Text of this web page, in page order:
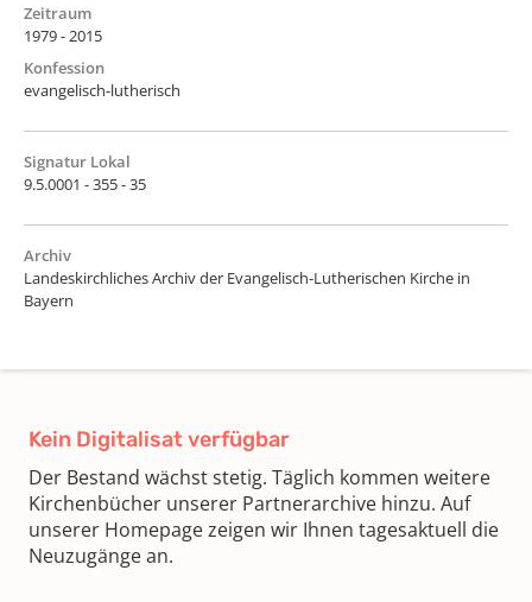
Zeitraum
1979 - 2015
Konfession
evangelisch-lutherisch
Signatur Lokal
9.5.0001 - 355 - 35
Archiv
Landeskirchliches Archiv der Evangelisch-Lutherischen Kirche in
Bayern
Kein Digitalisat verfügbar
Der Bestand wächst stetig. Täglich kommen weitere
Kirchenbücher unserer Partnerarchive hinzu. Auf
unserer Homepage zeigen wir Ihnen tagesaktuell die
Neuzugänge an.